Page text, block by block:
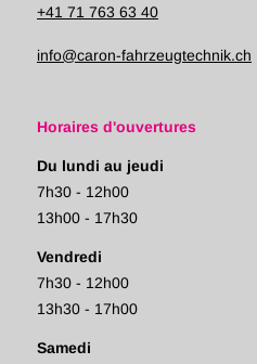
+41 71 763 63 40
info@caron-fahrzeugtechnik.ch
Horaires d'ouvertures
Du lundi au jeudi
7h30 - 12h00
13h00 - 17h30
Vendredi
7h30 - 12h00
13h30 - 17h00
Samedi